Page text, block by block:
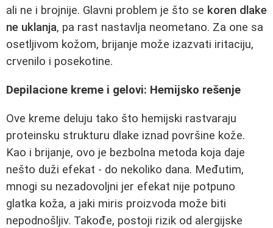
ali ne i brojnije. Glavni problem je što se koren dlake
ne uklanja, pa rast nastavlja neometano. Za one sa
osetljivom kožom, brijanje može izazvati iritaciju,
crvenilo i posekotine.
Depilacione kreme i gelovi: Hemijsko rešenje
Ove kreme deluju tako što hemijski rastvaraju
proteinsku strukturu dlake iznad površine kože.
Kao i brijanje, ovo je bezbolna metoda koja daje
nešto duži efekat - do nekoliko dana. Međutim,
mnogi su nezadovoljni jer efekat nije potpuno
glatka koža, a jaki miris proizvoda može biti
nepodnošljiv. Takođe, postoji rizik od alergijske